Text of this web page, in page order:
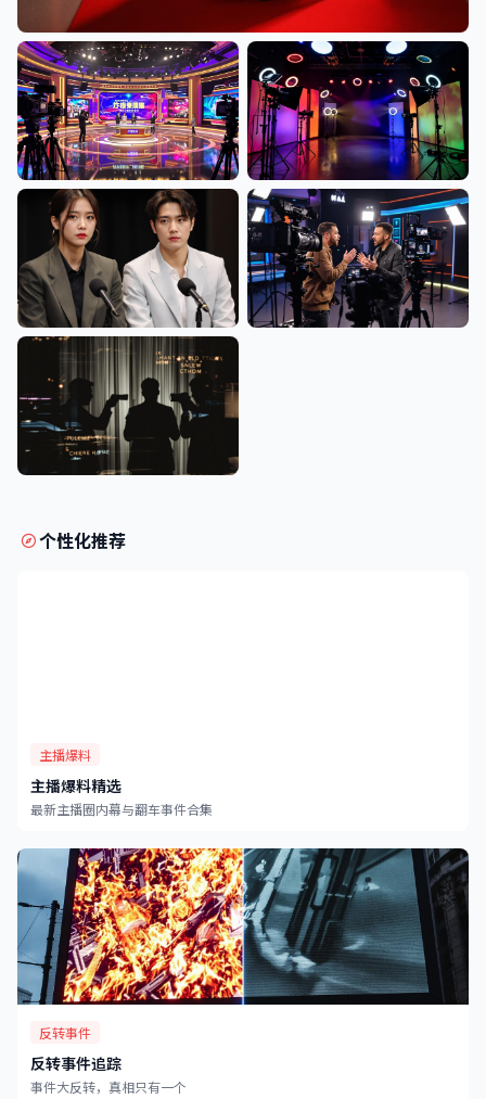
红毯明星华丽登场，吃瓜大赛独家呈现最新娱乐八卦现场
综艺录制现场揭秘，吃瓜大赛为你
带来最真实的娱乐圈内幕
网红直播间全景揭秘，吃瓜大赛实
时追踪主播爆料与翻车事件
明星发布会现场直击，吃瓜大赛第
一时间报道最新反转事件
个性化推荐
主播爆料
主播爆料精选
最新主播圈内幕与翻车事件合集
反转事件
反转事件追踪
事件大反转，真相只有一个